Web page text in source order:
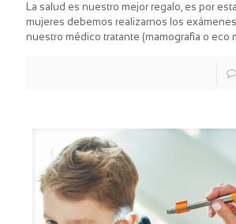
La salud es nuestro mejor regalo, es por
mujeres debemos realizarnos los
nuestro médico tratante (mamografìa o eco